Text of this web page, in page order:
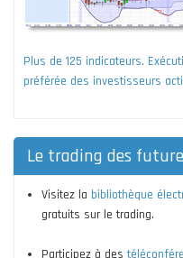
Plus de 125 indicateurs.
préférée des investisseurs
Le trading des
Visitez la bibliothèque
gratuits sur le trading.
Participez à des